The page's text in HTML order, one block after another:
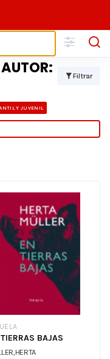
AUTOR:
Filtrar
Y JUVENIL
BAJAS